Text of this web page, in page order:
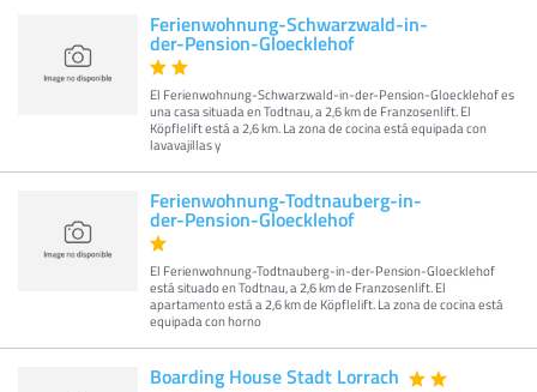
Ferienwohnung-Schwarzwald-in-
der-Pension-Gloecklehof
El Ferienwohnung-Schwarzwald-in-der-Pension-Gloecklehof es
una casa situada en Todtnau, a 2,6 km de Franzosenlift. El
Köpflelift está a 2,6 km. La zona de cocina está equipada con
lavavajillas y
Ferienwohnung-Todtnauberg-in-
der-Pension-Gloecklehof
El Ferienwohnung-Todtnauberg-in-der-Pension-Gloecklehof
está situado en Todtnau, a 2,6 km de Franzosenlift. El
apartamento está a 2,6 km de Köpflelift. La zona de cocina está
equipada con horno
Boarding House Stadt Lorrach